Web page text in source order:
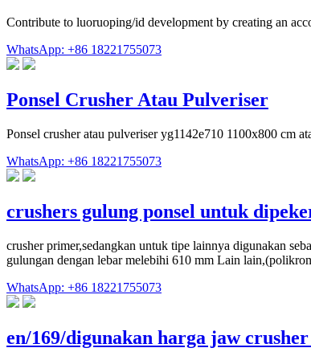
Contribute to luoruoping/id development by creating an
WhatsApp: +86 18221755073
Ponsel Crusher Atau Pulveriser
Ponsel crusher atau pulveriser yg1142e710 1100x800 cm
WhatsApp: +86 18221755073
crushers gulung ponsel untuk
crusher primer,sedangkan untuk tipe lainnya digunakan
gulungan dengan lebar melebihi 610 mm Lain
WhatsApp: +86 18221755073
en/169/digunakan harga jaw